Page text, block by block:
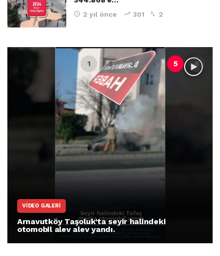
2 yıl önce 301 2
VIDEO GALERI
Arnavutköy Taşoluk’ta seyir halindeki
otomobil alev alev yandı.